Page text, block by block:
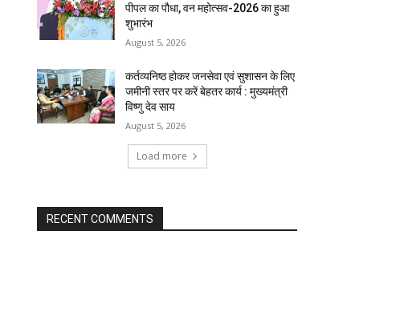
पीपल का पौधा, वन महोत्सव-2026 का हुआ
शुभारंभ
August 5, 2026
कर्तव्यनिष्ठ होकर जनसेवा एवं सुशासन के लिए
जमीनी स्तर पर करें बेहतर कार्य : मुख्यमंत्री
विष्णु देव साय
August 5, 2026
Load more
RECENT COMMENTS